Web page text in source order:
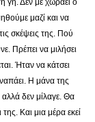
γη. Δεν με χωράει ο
μαζί και να
σκέψεις της. Πού
Πρέπει να μιλήσει
Ήταν να κάτσει
Η μάνα της
αλλά δεν μίλαγε. Θα
Και μια μέρα εκεί